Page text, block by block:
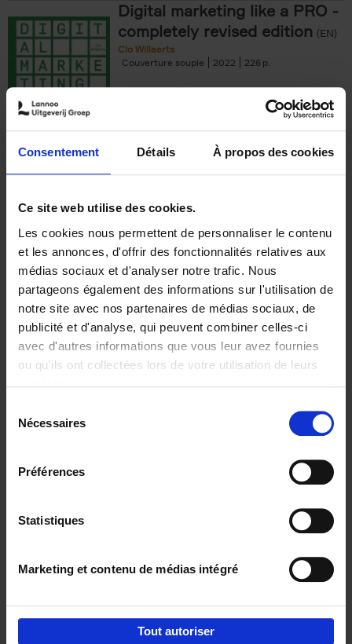
Consentement Détails À propos des cookies
Ce site web utilise des cookies.
Les cookies nous permettent de personnaliser le contenu
et les annonces, d'offrir des fonctionnalités relatives aux
médias sociaux et d'analyser notre trafic. Nous
partageons également des informations sur l'utilisation de
notre site avec nos partenaires de médias sociaux, de
publicité et d'analyse, qui peuvent combiner celles-ci
avec d'autres informations que vous leur avez fournies
ou qu'ils ont collectées lors de votre utilisation de leurs
Nécessaires
Préférences
Statistiques
Marketing et contenu de médias intégré
Tout autoriser
Digital marketing like a PRO -
completely revised edition (EN)
Clo Willaerts
Couverture souple
2022 226
€35,50
The Offer You Can't
Refuse
Steven Van Belleghem
Couverture souple
2020 256
€37,50
Building Bonds = Building